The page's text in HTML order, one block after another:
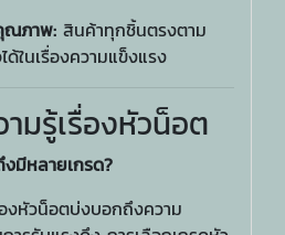
ณภาพ: สินค้าทุกชิ้นตรงตาม
ด้ในเรื่องความแข็งแรง
ามรู้เรื่องหัวน็อต
มีหลายเกรด?
งหัวน็อตบ่งบอกถึงความ